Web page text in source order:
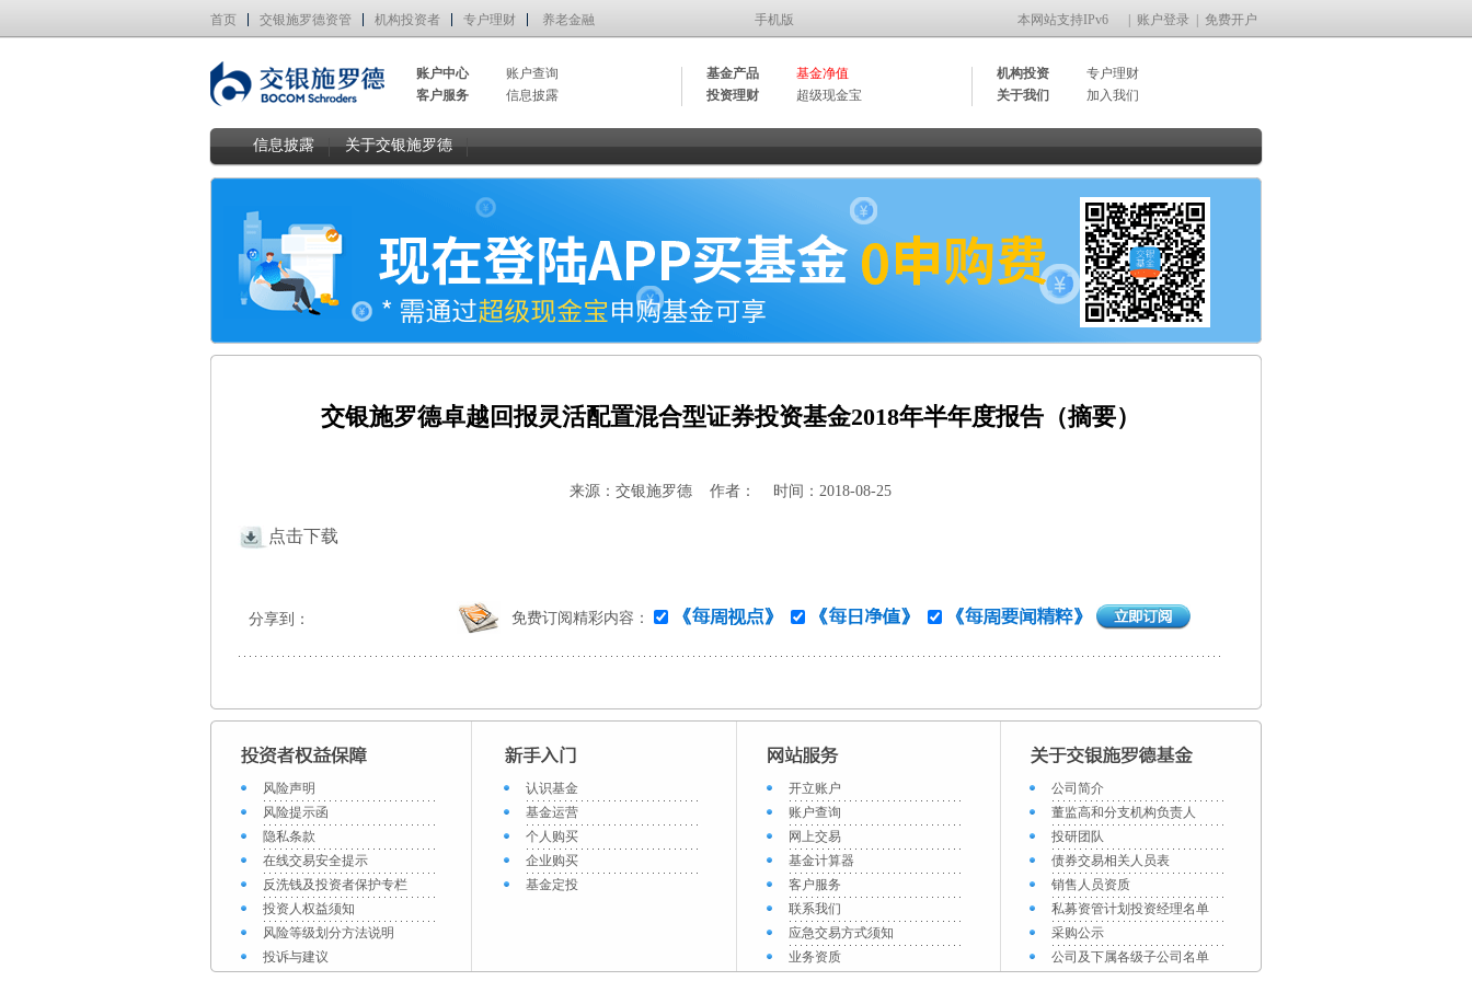
首页 交银施罗德资管 机构投资者 专户理财 养老金融 手机版 本网站支持IPv6 账户登录 免费开户
账户中心
账户查询
客户服务
信息披露
基金产品
基金净值
投资理财
超级现金宝
机构投资
专户理财
关于我们
加入我们
信息披露 关于交银施罗德
交银施罗德卓越回报灵活配置混合型证券投资基金2018年半年度报告（摘要）
来源：交银施罗德 作者： 时间：2018-08-25
点击下载
分享到： 免费订阅精彩内容：
风险声明
风险提示函
隐私条款
在线交易安全提示
反洗钱及投资者保护专栏
投资人权益须知
风险等级划分方法说明
投诉与建议
认识基金
基金运营
个人购买
企业购买
基金定投
开立账户
账户查询
网上交易
基金计算器
客户服务
联系我们
应急交易方式须知
业务资质
公司简介
董监高和分支机构负责人
投研团队
债券交易相关人员表
销售人员资质
私募资管计划投资经理名单
采购公示
公司及下属各级子公司名单